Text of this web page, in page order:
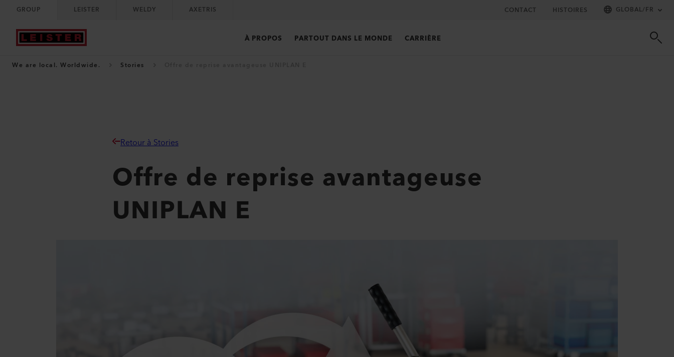
GROUP LEISTER WELDY AXETRIS CONTACT HISTOIRES GLOBAL/FR
À PROPOS PARTOUT DANS LE MONDE CARRIÈRE
We are local. Worldwide. Stories
Retour à Stories
Offre de reprise avantageuse
UNIPLAN E